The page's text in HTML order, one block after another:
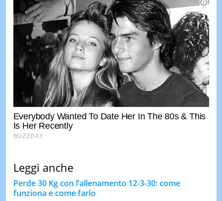
Leggi anche
Perde 30 Kg con l’allenamento 12-3-30: come
funziona e come farlo